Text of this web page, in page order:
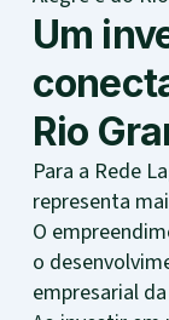
Um
Rio
Para a Rede
representa
O
o
empresarial